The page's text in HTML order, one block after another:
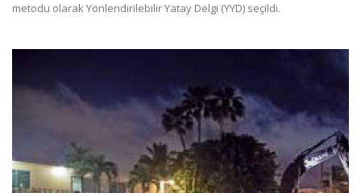
metodu olarak Yönlendirilebilir Yatay Delgi (YYD) seçildi.